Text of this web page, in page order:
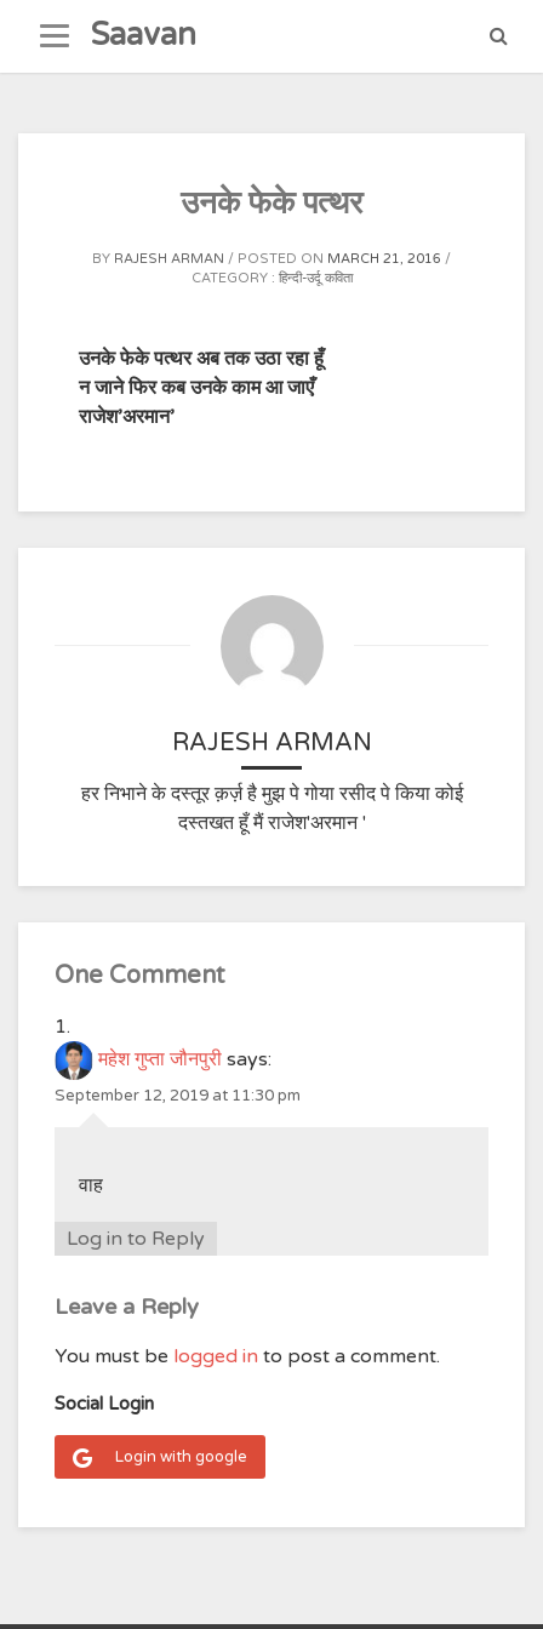
content
Saavan
उनके फेके पत्थर
BY RAJESH ARMAN POSTED ON MARCH 21, 2016
CATEGORY : हिन्दी-उर्दू कविता
उनके फेके पत्थर अब तक उठा रहा हूँ
न जाने फिर कब उनके काम आ जाएँ
राजेश’अरमान’
RAJESH ARMAN
हर निभाने के दस्तूर क़र्ज़ है मुझ पे गोया रसीद पे किया कोई
दस्तखत हूँ मैं राजेश'अरमान '
One Comment
महेश गुप्ता जौनपुरी says:
September 12, 2019 at 11:30 pm
वाह
Log in to Reply
Leave a Reply
You must be logged in to post a comment.
Social Login
Login with google